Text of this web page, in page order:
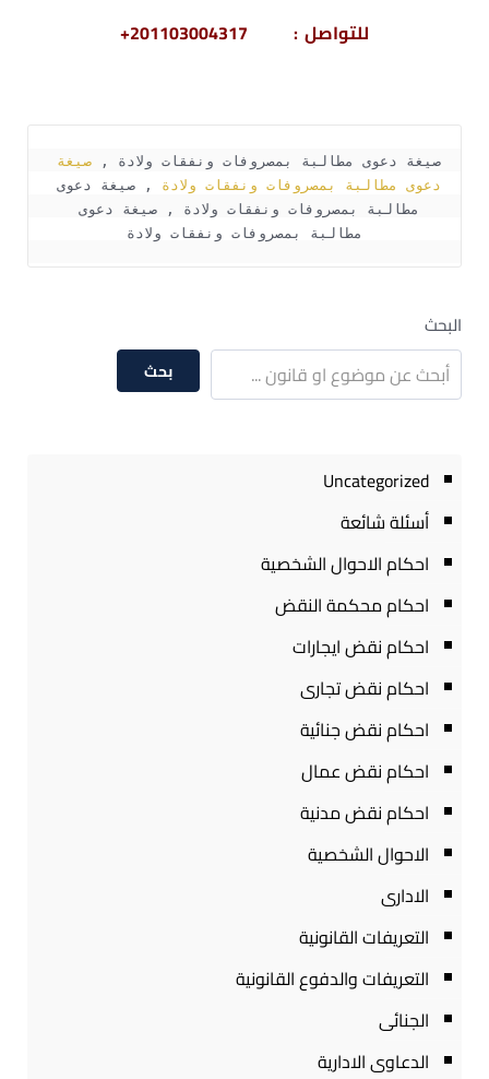
للتواصل : 201103004317+
صيغة دعوى مطالبة بمصروفات ونفقات ولادة ,
دعوى مطالبة بمصروفات ونفقات ولادة
مطالبة بمصروفات ونفقات ولادة
البحث
بحث
Uncategorized
أسئلة شائعة
احكام الاحوال الشخصية
احكام محكمة النقض
احكام نقض ايجارات
احكام نقض تجارى
احكام نقض جنائية
احكام نقض عمال
احكام نقض مدنية
الاحوال الشخصية
الادارى
التعريفات القانونية
التعريفات والدفوع القانونية
الجنائى
الدعاوى الادارية